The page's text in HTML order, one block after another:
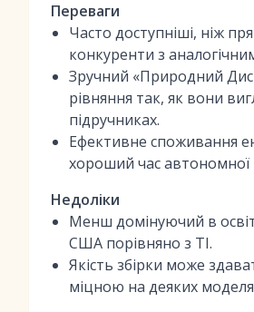
Переваги
Часто доступніші, ніж
конкуренти з
Зручний «Природний
рівняння так, як вони
підручниках.
Ефективне споживання
хороший час автономної
Недоліки
Менш домінуючий в
США порівняно з TI.
Якість збірки може
міцною на деяких